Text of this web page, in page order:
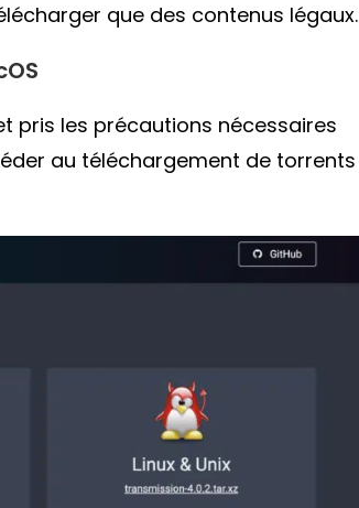
que des contenus légaux.
pris les précautions nécessaires
au téléchargement de torrents